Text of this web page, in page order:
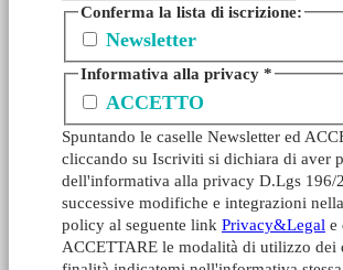
Conferma la lista di iscrizione:
Newsletter
Informativa alla privacy*
ACCETTO
Spuntando le caselle Newsletter ed
cliccando su Iscriviti si dichiara di aver
dell'informativa alla privacy D.Lgs 196/
successive modifiche e integrazioni
policy al seguente link Privacy&Legal e
ACCETTARE le modalità di utilizzo dei